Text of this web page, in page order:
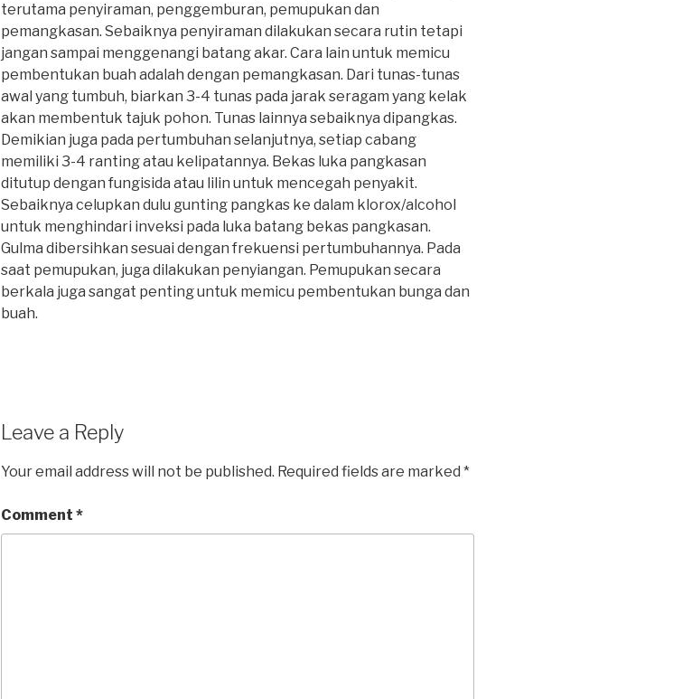
terutama penyiraman, penggemburan, pemupukan dan
pemangkasan. Sebaiknya penyiraman dilakukan secara rutin tetapi
jangan sampai menggenangi batang akar. Cara lain untuk memicu
pembentukan buah adalah dengan pemangkasan. Dari tunas-tunas
awal yang tumbuh, biarkan 3-4 tunas pada jarak seragam yang kelak
akan membentuk tajuk pohon. Tunas lainnya sebaiknya dipangkas.
Demikian juga pada pertumbuhan selanjutnya, setiap cabang
memiliki 3-4 ranting atau kelipatannya. Bekas luka pangkasan
ditutup dengan fungisida atau lilin untuk mencegah penyakit.
Sebaiknya celupkan dulu gunting pangkas ke dalam klorox/alcohol
untuk menghindari inveksi pada luka batang bekas pangkasan.
Gulma dibersihkan sesuai dengan frekuensi pertumbuhannya. Pada
saat pemupukan, juga dilakukan penyiangan. Pemupukan secara
berkala juga sangat penting untuk memicu pembentukan bunga dan
buah.
Leave a Reply
Your email address will not be published. Required fields are marked *
Comment *